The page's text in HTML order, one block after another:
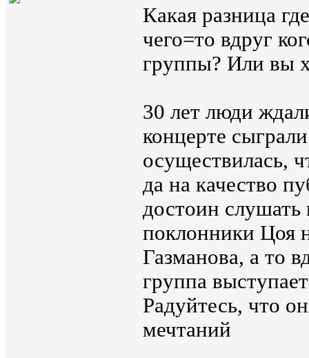
Какая разница
чего=то вдруг
группы? Или вы
30 лет люди
концерте
осуществилась,
да на качество
достоин слушать
поклонники Цоя
Газманова, а то
группа
Радуйтесь, что
мечтаний